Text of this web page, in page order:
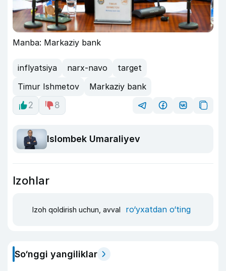
Manba: Markaziy bank
inflyatsiya narx-navo
target
Timur Ishmetov
Markaziy bank
2
8
Islombek Umaraliyev
Izohlar
Izoh qoldirish uchun, avval ro‘yxatdan o‘ting
So‘nggi yangiliklar